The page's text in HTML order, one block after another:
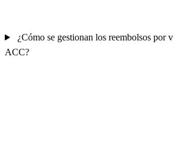
¿Cómo se gestionan los reembolsos por
ACC?